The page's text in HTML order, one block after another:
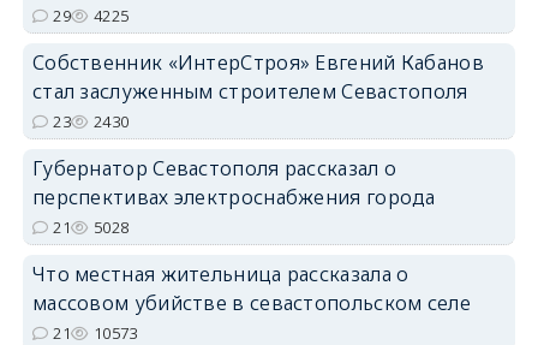
29 4225
Собственник «ИнтерСтроя» Евгений Кабанов
стал заслуженным строителем Севастополя
23 2430
Губернатор Севастополя рассказал о
перспективах электроснабжения города
21 5028
Что местная жительница рассказала о
массовом убийстве в севастопольском селе
21 10573